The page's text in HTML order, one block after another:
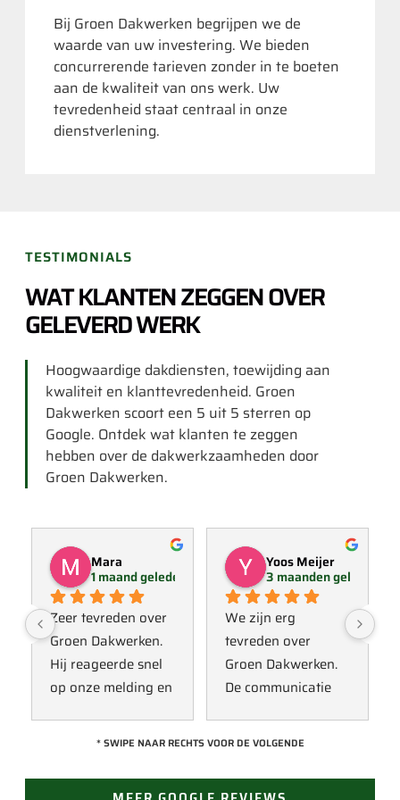
Bij Groen Dakwerken begrijpen we de
waarde van uw investering. We bieden
concurrerende tarieven zonder in te boeten
aan de kwaliteit van ons werk. Uw
tevredenheid staat centraal in onze
dienstverlening.
TESTIMONIALS
WAT KLANTEN ZEGGEN OVER
GELEVERD WERK
Hoogwaardige dakdiensten, toewijding aan
kwaliteit en klanttevredenheid. Groen
Dakwerken scoort een 5 uit 5 sterren op
Google. Ontdek wat klanten te zeggen
hebben over de dakwerkzaamheden door
Groen Dakwerken.
Mara
1 maand geleden
Zeer tevreden over
Groen Dakwerken.
Hij reageerde snel
op onze melding en
een collega kijken
Omdat een
Yoos Meijer
3 maanden geleden
We zijn erg
tevreden over
Groen Dakwerken.
De communicatie
met Jan, hij heeft
vak en werkt snel &
* SWIPE NAAR RECHTS VOOR DE VOLGENDE